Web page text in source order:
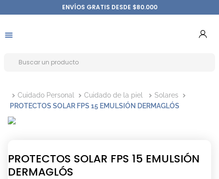
ENVÍOS GRATIS DESDE $80.000
Cuidado Personal Cuidado de la piel
Solares
PROTECTOS SOLAR FPS 15 EMULSIÓN DERMAGLÓS
PROTECTOS SOLAR FPS 15 EMULSIÓN
DERMAGLÓS